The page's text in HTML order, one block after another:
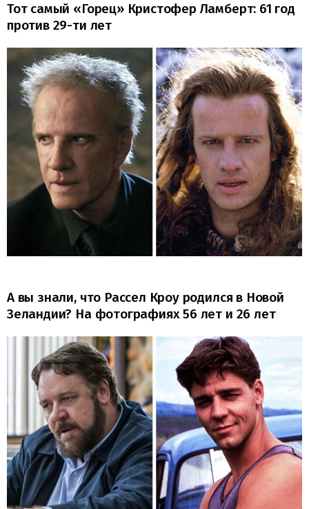
Тот самый «Горец» Кристофер Ламберт: 61 год
против 29-ти лет
А вы знали, что Рассел Кроу родился в Новой
Зеландии? На фотографиях 56 лет и 26 лет